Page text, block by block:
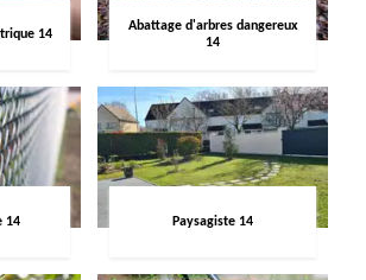
14
Abattage d'arbres dangereux
14
14 Paysagiste 14